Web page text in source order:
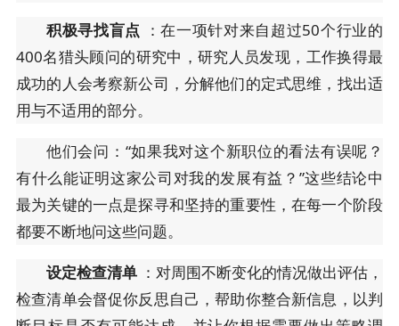
积极寻找盲点
：在一项针对来自超过50个行业的
400名猎头顾问的研究中，研究人员发现，工作换得最
成功的人会考察新公司，分解他们的定式思维，找出适
用与不适用的部分。
他们会问：“如果我对这个新职位的看法有误呢？
有什么能证明这家公司对我的发展有益？”这些结论中
最为关键的一点是探寻和坚持的重要性，在每一个阶段
都要不断地问这些问题。
设定检查清单 ：对周围不断变化的情况做出评估，
检查清单会督促你反思自己，帮助你整合新信息，以判